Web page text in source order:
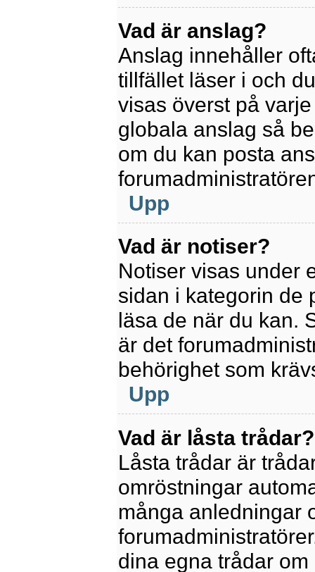
Vad är anslag?
Anslag innehåller
tillfället läser i och
visas överst på
globala anslag så
om du kan posta
Upp
Vad är notiser?
Notiser visas under
sidan i kategorin de
läsa de när du kan.
är det
behörighet som
Upp
Vad är låsta trådar?
Låsta trådar är
omröstningar
många anledningar
dina egna trådar